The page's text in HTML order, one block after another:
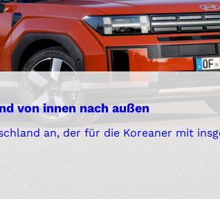
von innen nach außen
an, der für die Koreaner mit